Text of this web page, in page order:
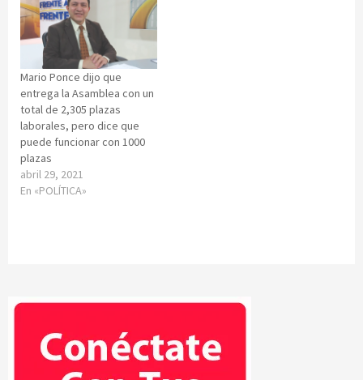
Mario Ponce dijo que
entrega la Asamblea con un
total de 2,305 plazas
laborales, pero dice que
puede funcionar con 1000
plazas
abril 29, 2021
En «POLÍTICA»